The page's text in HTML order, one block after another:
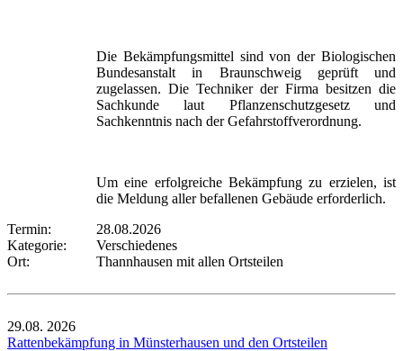
Die Bekämpfungsmittel sind von der Biologischen
Bundesanstalt in Braunschweig geprüft und
zugelassen. Die Techniker der Firma besitzen die
Sachkunde laut Pflanzenschutzgesetz und
Sachkenntnis nach der Gefahrstoffverordnung.
Um eine erfolgreiche Bekämpfung zu erzielen, ist
die Meldung aller befallenen Gebäude erforderlich.
Termin:
28.08.2026
Kategorie:
Verschiedenes
Ort:
Thannhausen mit allen Ortsteilen
29.08. 2026
Rattenbekämpfung in Münsterhausen und den Ortsteilen